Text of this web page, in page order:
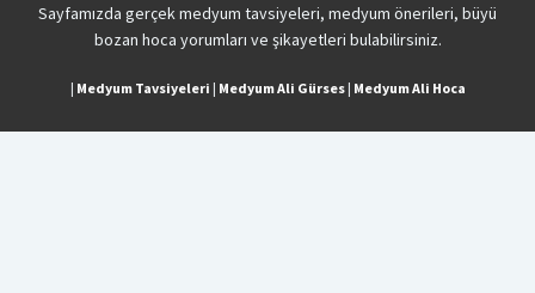
Sayfamızda gerçek medyum tavsiyeleri, medyum önerileri, büyü
bozan hoca yorumları ve şikayetleri bulabilirsiniz.
| Medyum Tavsiyeleri | Medyum Ali Gürses| Medyum Ali Hoca